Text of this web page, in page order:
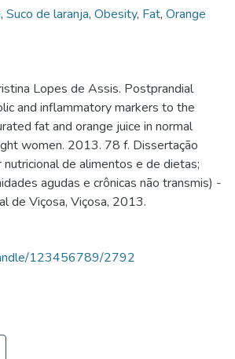
, Suco de laranja, Obesity, Fat, Orange
Lopes de Assis. Postprandial
and inflammatory markers to the
fat and orange juice in normal
women. 2013. 78 f. Dissertação
de alimentos e de dietas;
agudas e crônicas não transmis) -
de Viçosa, Viçosa, 2013.
123456789/2792